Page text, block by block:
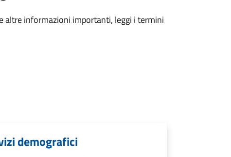
altre informazioni importanti, leggi i termini
demografici